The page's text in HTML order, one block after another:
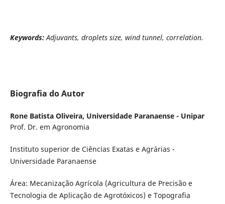
Keywords:Adjuvants, droplets size, wind tunnel, correlation.
Biografia do Autor
Rone Batista Oliveira, Universidade Paranaense - Unipar
Prof. Dr. em Agronomia
Instituto superior de Ciências Exatas e Agrárias -
Universidade Paranaense
Área: Mecanização Agrícola (Agricultura de Precisão e
Tecnologia de Aplicação de Agrotóxicos) e Topografia